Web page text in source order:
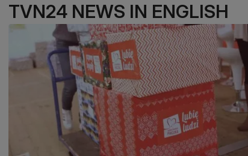
TVN24 NEWS IN ENGLISH